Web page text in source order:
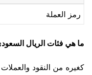
رمز العملة
ما هي فئات الريال
كغيره من النقود